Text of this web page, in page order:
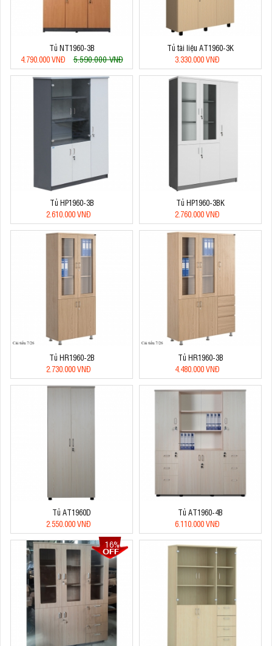
Tủ NT1960-3B
4.790.000 VNĐ
5.590.000 VNĐ
Tủ tài liệu AT1960-3K
3.330.000 VNĐ
Tủ HP1960-3B
2.610.000 VNĐ
Tủ HP1960-3BK
2.760.000 VNĐ
Tủ HR1960-2B
2.730.000 VNĐ
Tủ HR1960-3B
4.480.000 VNĐ
Tủ AT1960D
2.550.000 VNĐ
Tủ AT1960-4B
6.110.000 VNĐ
16%